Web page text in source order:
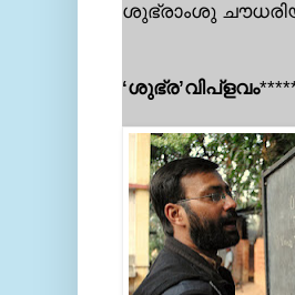
ശുഭ്രാംശു
‘ശുഭ്ര’വിപ്ളവം